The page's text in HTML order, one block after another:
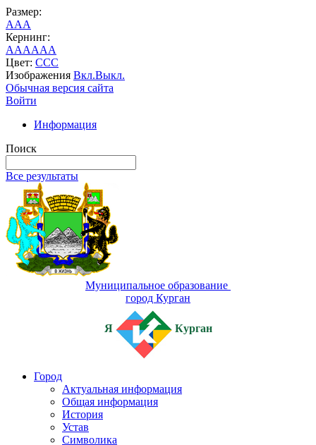
Размер:
AAA
Кернинг:
AAAAAA
Цвет: CCC
Изображения Вкл.Выкл.
Обычная версия сайта
Войти
Информация
Поиск
Все результаты
Муниципальное образование
город Курган
Я Курган
Город
Актуальная информация
Общая информация
История
Устав
Символика